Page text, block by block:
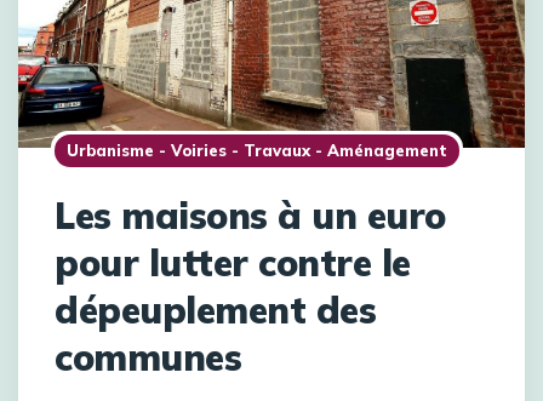
Urbanisme - Voiries - Travaux - Aménagement
Les maisons à un euro
pour lutter contre le
dépeuplement des
communes